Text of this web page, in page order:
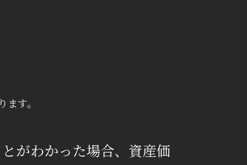
す。
がわかった場合、資産価